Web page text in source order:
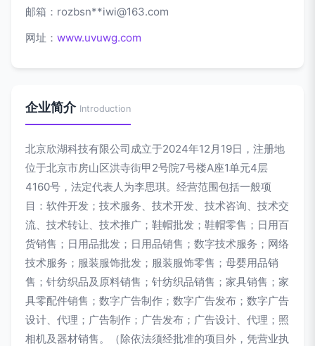
邮箱：rozbsn**iwi@163.com
网址： www.uvuwg.com
企业简介 Introduction
北京欣湖科技有限公司成立于2024年12月19日，注册地
位于北京市房山区洪寺街甲2号院7号楼A座1单元4层
4160号，法定代表人为李思琪。经营范围包括一般项
目：软件开发；技术服务、技术开发、技术咨询、技术交
流、技术转让、技术推广；鞋帽批发；鞋帽零售；日用百
货销售；日用品批发；日用品销售；数字技术服务；网络
技术服务；服装服饰批发；服装服饰零售；母婴用品销
售；针纺织品及原料销售；针纺织品销售；家具销售；家
具零配件销售；数字广告制作；数字广告发布；数字广告
设计、代理；广告制作；广告发布；广告设计、代理；照
相机及器材销售。（除依法须经批准的项目外，凭营业执